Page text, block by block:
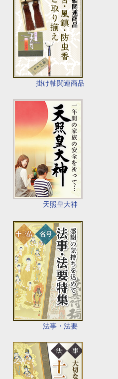
掛け軸関連商品
天照皇大神
法事・法要